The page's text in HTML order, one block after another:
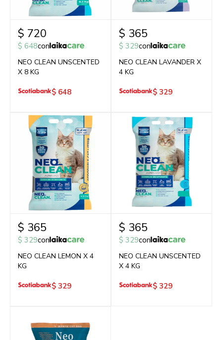
$ 720
$ 648con
NEO CLEAN UNSCENTED
X 8 KG
$ 648
$ 365
$ 329con
NEO CLEAN LAVANDER X
4 KG
$ 329
$ 365
$ 329con
NEO CLEAN LEMON X 4
KG
$ 329
$ 365
$ 329con
NEO CLEAN UNSCENTED
X 4 KG
$ 329